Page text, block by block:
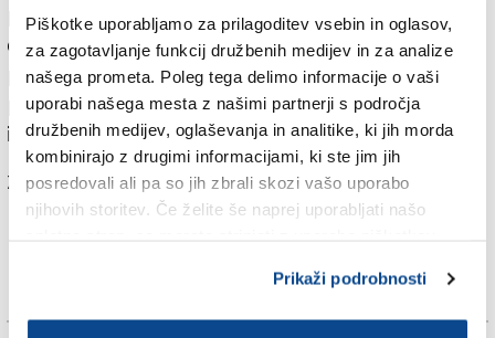
Piškotke uporabljamo za prilagoditev vsebin in oglasov,
za zagotavljanje funkcij družbenih medijev in za analize
našega prometa. Poleg tega delimo informacije o vaši
uporabi našega mesta z našimi partnerji s področja
družbenih medijev, oglaševanja in analitike, ki jih morda
kombinirajo z drugimi informacijami, ki ste jim jih
posredovali ali pa so jih zbrali skozi vašo uporabo
njihovih storitev. Če želite še naprej uporabljati našo
Prikaži podrobnosti
preiskava še nadaljevala. Podtajnik je hkrati zagotovil,
da tako prefektura kot sile javnega reda posvečajo
primeru veliko pozornost, saj je treba tujim
podjetnikom omogočiti, da svoje naložbe v Italiji
izvedejo v popolni varnosti.
Za branje in pisanje komentarjevje potrebna prijava